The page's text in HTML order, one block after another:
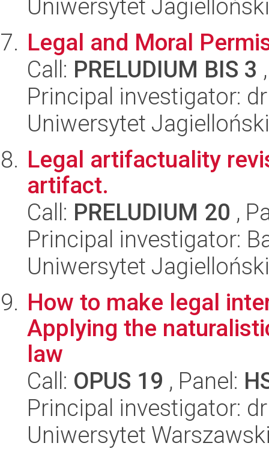
Uniwersytet
Legal and Moral
Call: PRELUDIUM BIS 3
Principal investigator:
Uniwersytet
Legal artifactuality
artifact.
Call: PRELUDIUM 20 ,
Principal investigator:
Uniwersytet
How to make legal
Applying the
law
Call: OPUS 19 , Panel:
Principal investigator:
Uniwersytet